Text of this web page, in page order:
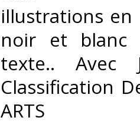
illustrations
noir et blanc
texte.. Avec
Classification
ARTS‎